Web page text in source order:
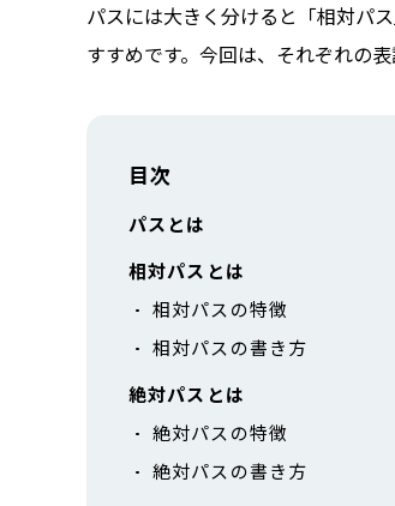
パスには大きく分けると「相対パ
すすめです。今回は、それぞれの
目次
パスとは
相対パスとは
相対パスの特徴
相対パスの書き方
絶対パスとは
絶対パスの特徴
絶対パスの書き方